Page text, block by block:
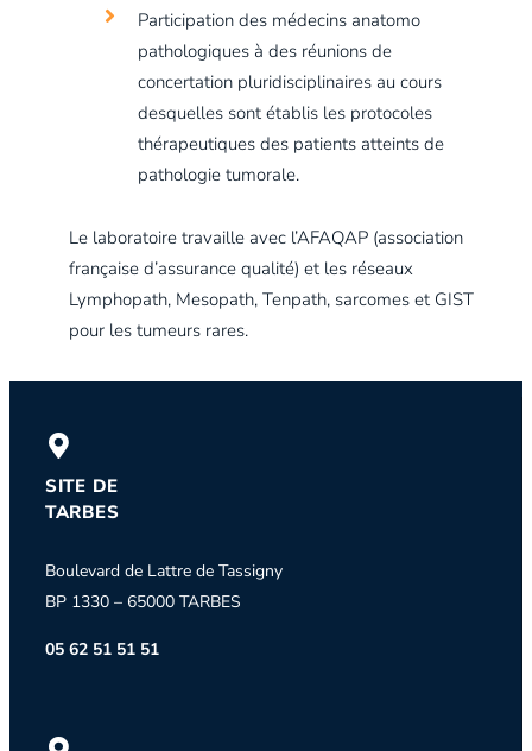
Participation des médecins anatomo
pathologiques à des réunions de
concertation pluridisciplinaires au cours
desquelles sont établis les protocoles
thérapeutiques des patients atteints de
pathologie tumorale.
Le laboratoire travaille avec l’AFAQAP (association
française d’assurance qualité) et les réseaux
Lymphopath, Mesopath, Tenpath, sarcomes et GIST
pour les tumeurs rares.
SITE DE
TARBES
Boulevard de Lattre de Tassigny
BP 1330 – 65000 TARBES
05 62 51 51 51